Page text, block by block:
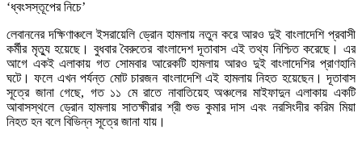
লেবাননের দক্ষিণাঞ্চলে ইসরায়েলি ড্রোন হামলায় নতুন করে আরও দুই বাংলাদেশি প্রবাসী
কর্মীর মৃত্যু হয়েছে। বুধবার বৈরুতের বাংলাদেশ দূতাবাস এই তথ্য নিশ্চিত করেছে। এর
আগে একই এলাকায় গত সোমবার আরেকটি হামলায় আরও দুই বাংলাদেশির প্রাণহানি
ঘটে। ফলে এখন পর্যন্ত মোট চারজন বাংলাদেশি এই হামলায় নিহত হয়েছেন। দূতাবাস
সূত্রে জানা গেছে, গত ১১ মে রাতে নাবাতিয়েহ অঞ্চলের মাইফাদুন এলাকায় একটি
আবাসস্থলে ড্রোন হামলায় সাতক্ষীরার শ্রী শুভ কুমার দাস এবং নরসিংদীর করিম মিয়া
নিহত হন বলে বিভিন্ন সূত্রে জানা যায়।